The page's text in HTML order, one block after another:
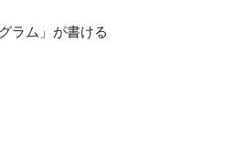
ラム」が書ける